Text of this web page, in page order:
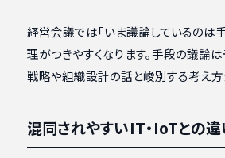
経営会議では「いま議論しているのは
理がつきやすくなります。手段の議論
戦略や組織設計の話と峻別する考え方
混同されやすいIT・IoTとの違